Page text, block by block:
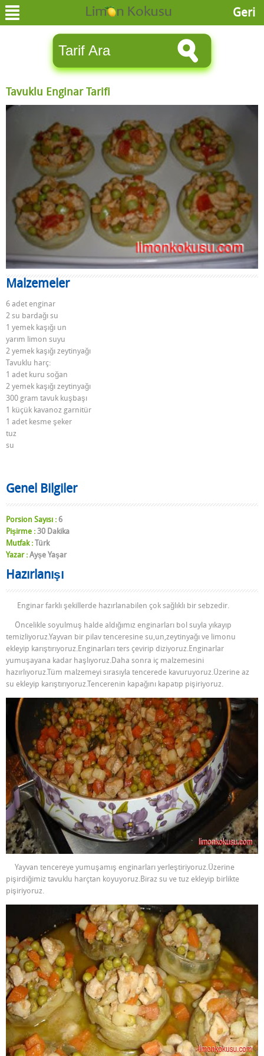
Geri
Tavuklu Enginar Tarifi
Malzemeler
6 adet enginar
2 su bardağı su
1 yemek kaşığı un
yarım limon suyu
2 yemek kaşığı zeytinyağı
Tavuklu harç:
1 adet kuru soğan
2 yemek kaşığı zeytinyağı
300 gram tavuk kuşbaşı
1 küçük kavanoz garnitür
1 adet kesme şeker
tuz
su
Genel Bilgiler
Porsion Sayısı : 6
Pişirme : 30 Dakika
Mutfak : Türk
Yazar : Ayşe Yaşar
Hazırlanışı
Enginar farklı şekillerde hazırlanabilen çok sağlıklı bir sebzedir.
Öncelikle soyulmuş halde aldığımız enginarları bol suyla yıkayıp
temizliyoruz.Yayvan bir pilav tenceresine su,un,zeytinyağı ve limonu
ekleyip karıştırıyoruz.Enginarları ters çevirip diziyoruz.Enginarlar
yumuşayana kadar haşlıyoruz.Daha sonra iç malzemesini
hazırlıyoruz.Tüm malzemeyi sırasıyla tencerede kavuruyoruz.Üzerine az
su ekleyip karıştırıyoruz.Tencerenin kapağını kapatıp pişiriyoruz.
Yayvan tencereye yumuşamış enginarları yerleştiriyoruz.Üzerine
pişirdiğimiz tavuklu harçtan koyuyoruz.Biraz su ve tuz ekleyip birlikte
pişiriyoruz.